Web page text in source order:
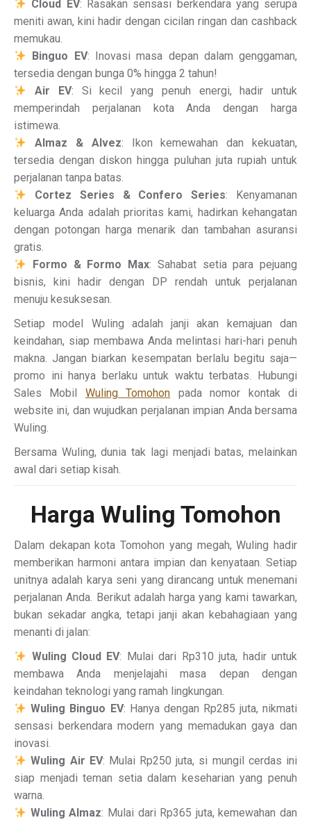
Cloud EV: Rasakan sensasi berkendara yang serupa
meniti awan, kini hadir dengan cicilan ringan dan cashback
memukau.
Binguo EV: Inovasi masa depan dalam genggaman,
tersedia dengan bunga 0% hingga 2 tahun!
Air EV: Si kecil yang penuh energi, hadir untuk
memperindah perjalanan kota Anda dengan harga
istimewa.
Almaz & Alvez: Ikon kemewahan dan kekuatan,
tersedia dengan diskon hingga puluhan juta rupiah untuk
perjalanan tanpa batas.
Cortez Series & Confero Series: Kenyamanan
keluarga Anda adalah prioritas kami, hadirkan kehangatan
dengan potongan harga menarik dan tambahan asuransi
gratis.
Formo & Formo Max: Sahabat setia para pejuang
bisnis, kini hadir dengan DP rendah untuk perjalanan
menuju kesuksesan.
Setiap model Wuling adalah janji akan kemajuan dan
keindahan, siap membawa Anda melintasi hari-hari penuh
makna. Jangan biarkan kesempatan berlalu begitu saja—
promo ini hanya berlaku untuk waktu terbatas. Hubungi
Sales Mobil Wuling Tomohon pada nomor kontak di
website ini, dan wujudkan perjalanan impian Anda bersama
Wuling.
Bersama Wuling, dunia tak lagi menjadi batas, melainkan
awal dari setiap kisah.
Harga Wuling Tomohon
Dalam dekapan kota Tomohon yang megah, Wuling hadir
memberikan harmoni antara impian dan kenyataan. Setiap
unitnya adalah karya seni yang dirancang untuk menemani
perjalanan Anda. Berikut adalah harga yang kami tawarkan,
bukan sekadar angka, tetapi janji akan kebahagiaan yang
menanti di jalan:
Wuling Cloud EV: Mulai dari Rp310 juta, hadir untuk
membawa Anda menjelajahi masa depan dengan
keindahan teknologi yang ramah lingkungan.
Wuling Binguo EV: Hanya dengan Rp285 juta, nikmati
sensasi berkendara modern yang memadukan gaya dan
inovasi.
Wuling Air EV: Mulai Rp250 juta, si mungil cerdas ini
siap menjadi teman setia dalam keseharian yang penuh
warna.
Wuling Almaz: Mulai dari Rp365 juta, kemewahan dan